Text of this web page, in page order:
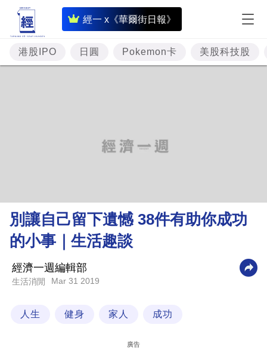
經一 x《華爾街日報》
即
時
財
經
理
財
商
業
科
港股IPO 日圓 Pokemon卡 美股科技股
別讓自己留下遺憾 38件有助你成功
的小事｜生活趣談
經濟一週編輯部
生活消閒 Mar 31 2019
人生 健身 家人 成功
廣告